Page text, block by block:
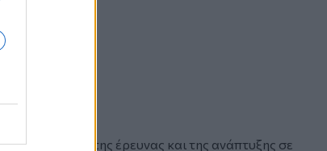
επίκεντρο της έρευνας και της ανάπτυξης σε